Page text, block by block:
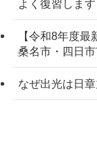
よく復習します
【令和8年度
桑名市・四日
なぜ出光は日